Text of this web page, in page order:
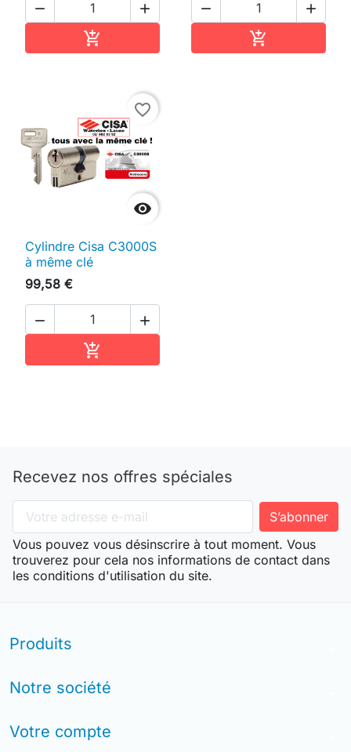
 

 


favorite_border
Cylindre Cisa C3000S
à même clé
99,58 €
 

Recevez nos offres spéciales
Vous pouvez vous désinscrire à tout moment. Vous
trouverez pour cela nos informations de contact dans
les conditions d'utilisation du site.
Produits
Notre société
Votre compte